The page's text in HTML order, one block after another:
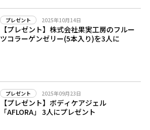
プレゼント 2025年10月14日
【プレゼント】株式会社果実工房のフルー
ツコラーゲンゼリー(5本入り)を3人に
プレゼント 2025年09月23日
【プレゼント】ボディケアジェル
「AFLORA」 3人にプレゼント